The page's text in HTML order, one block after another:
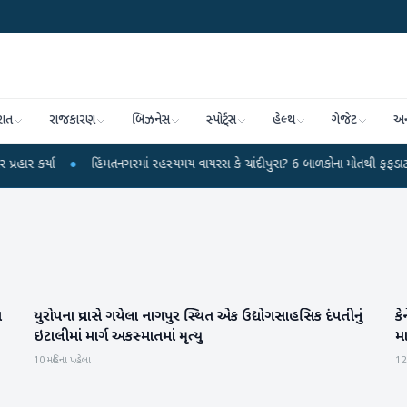
રાજકારણ બિઝનેસ સ્પોર્ટ્સ હેલ્થ ગેજેટ
● હિંમતનગરમાં રહસ્યમય વાયરસ કે ચાંદીપુરા? 6 બાળકોના મોતથી ફફડાટ ●
આંતરરાષ્ટ્રીય
યુરોપના પ્રવાસે ગયેલા નાગપુર સ્થિત એક ઉદ્યોગસાહસિક દંપતીનું
ઇટાલીમાં માર્ગ અકસ્માતમાં મૃત્યુ
10 મહિના પહેલા